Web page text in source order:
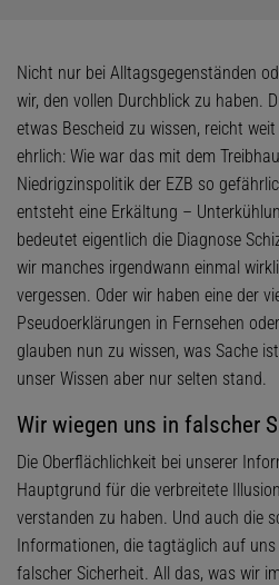
Nicht nur bei Alltagsgegenständen
wir, den vollen Durchblick zu haben.
etwas Bescheid zu wissen, reicht
ehrlich: Wie war das mit dem
Niedrigzinspolitik der EZB so
entsteht eine Erkältung –
bedeutet eigentlich die Diagnose
wir manches irgendwann einmal
vergessen. Oder wir haben eine der
Pseudoerklärungen in Fernsehen
glauben nun zu wissen, was Sache
unser Wissen aber nur selten stand.
Wir wiegen uns in falscher
Die Oberflächlichkeit bei unserer
Hauptgrund für die verbreitete
verstanden zu haben. Und auch die
Informationen, die tagtäglich auf
falscher Sicherheit. All das, was wir